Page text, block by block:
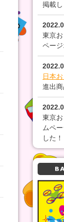
掲載
東京
ペー
日本
進出商
東京
ムペ
した！